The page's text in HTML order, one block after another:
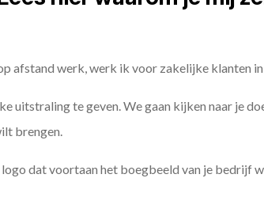
afstand werk, werk ik voor zakelijke klanten in
uitstraling te geven. We gaan kijken naar je
brengen.
logo dat voortaan het boegbeeld van je bedrijf